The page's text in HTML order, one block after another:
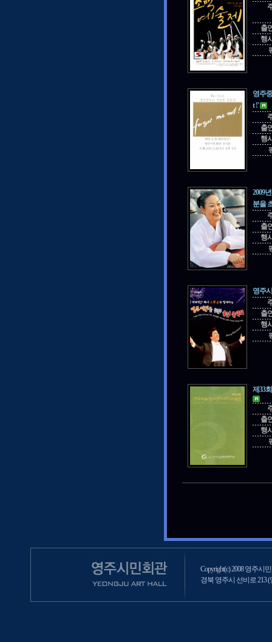
출
행
영주
t !'
출
행
2009
분을
출
행
영주
출
행
제33
출
행
Copyright(c) 2008 영주시
경북 영주시 선비로 213 (